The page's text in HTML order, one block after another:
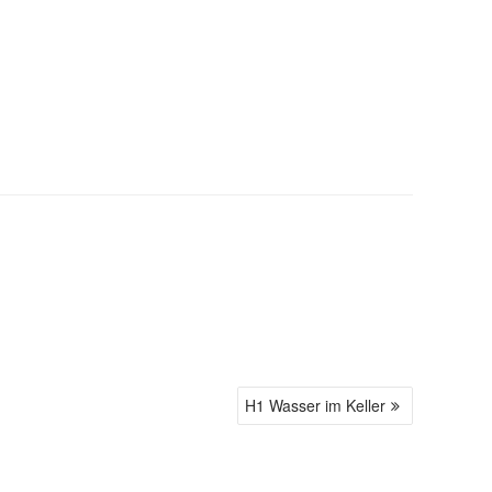
H1 Wasser im Keller